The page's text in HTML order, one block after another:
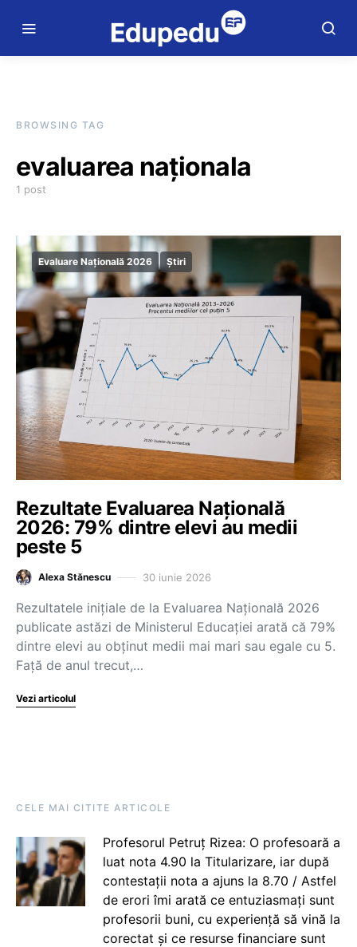
BROWSING TAG
evaluarea naționala
1 post
Evaluare Națională 2026 Știri
Rezultate Evaluarea Națională
2026: 79% dintre elevi au medii
peste 5
Alexa Stănescu 30 iunie 2026
Rezultatele inițiale de la Evaluarea Națională 2026
publicate astăzi de Ministerul Educației arată că 79%
dintre elevi au obținut medii mai mari sau egale cu 5.
Față de anul trecut,…
Vezi articolul
CELE MAI CITITE ARTICOLE
Profesorul Petruț Rizea: O profesoară a
luat nota 4.90 la Titularizare, iar după
contestații nota a ajuns la 8.70 / Astfel
de erori îmi arată ce entuziasmați sunt
profesorii buni, cu experiență să vină la
corectat și ce resurse financiare sunt